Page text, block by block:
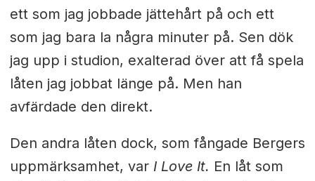
ett som jag jobbade jättehårt på och ett
som jag bara la några minuter på. Sen dök
jag upp i studion, exalterad över att få spela
låten jag jobbat länge på. Men han
avfärdade den direkt.
Den andra låten dock, som fångade Bergers
uppmärksamhet, var I Love It. En låt som